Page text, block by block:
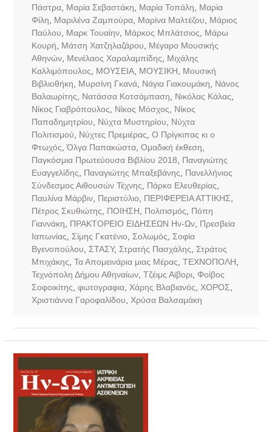
Πάστρα, Μαρία Σεβαστάκη Μαρία Τοπάλη
Μαρία
Φίλη
Μαριλένα Ζαμπούρα, Μαρίνα Μαλτέζου
Μάριος
Παύλου
Μαρκ Τουαίην, Μάρκος Μπλάτσιος
Μάρω
Κουρή
Μάτση Χατζηλαζάρου
Μέγαρο Μουσικής
Αθηνών, Μενέλαος Χαραλαμπίδης
Μιχάλης
Καλλιμόπουλος
ΜΟΥΣΕΙΑ, ΜΟΥΣΙΚΗ
Μουσική
Βιβλιοθήκη
Μυρσίνη Γκανά, Νάγια Γιακουμάκη
Νάνος
Βαλαωρίτης
Νατάσσα Κοτσάμπαση Νικόλας Κάλας
Νίκος Γιαβρόπουλος
Νίκος Μόσχος
Νίκος
Παπαδημητρίου
Νύχτα Μυστηρίου
Νύχτα
Πολιτισμού
Νύχτες Πρεμιέρας Ο Πρίγκιπας κι ο
Φτωχός ,Όλγα Παπακώστα, Ομαδική έκθεση
Παγκόσμια Πρωτεύουσα Βιβλίου 2018
Παναγιώτης
Ευαγγελίδης
Παναγιώτης Μπαξεβάνης
Πανελλήνιος
Σύνδεσμος Αιθουσών Τέχνης
Πάρκο Ελευθερίας
Παυλίνα Μάρβιν, Περιστύλιο ΠΕΡΙΦΕΡΕΙΑ ΑΤΤΙΚΗΣ
Πέτρος Σκυθιώτης
ΠΟΙΗΣΗ Πολιτισμός
Πόπη
Γιαννάκη
ΠΡΑΚΤΟΡΕΙΟ ΕΙΔΗΣΕΩΝ Ην-Ων, Πρεσβεία
Ιαπωνίας
Σίμης Γκατένιο Σολωμός
Σοφία
Βγενοπούλου
ΣΤΑΣΥ, Στρατής Πασχάλης
Στράτος
Μπιχάκης Τα Απομεινάρια μιας Μέρας ΤΕΧΝΟΠΟΛΗ
Τεχνόπολη Δήμου Αθηναίων, Τζέιμς Αϊβορι, Φοίβος
Σοφοικίτης φωτογραφια, Χάρης Βλαβιανός ΧΟΡΟΣ
Χριστιάννα Γαροφαλίδου
Χρύσα Βαλσαμάκη